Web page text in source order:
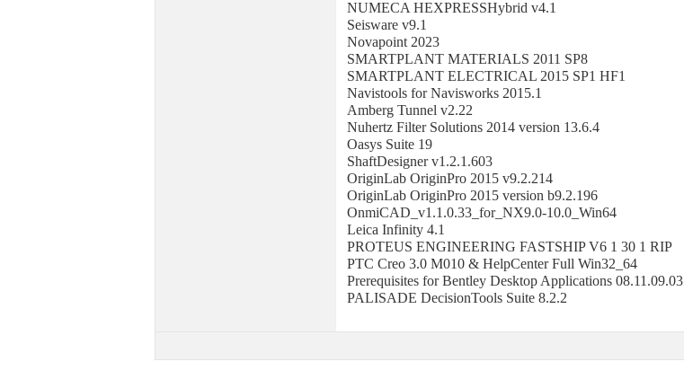
NUMECA HEXPRESSHybrid v4.1
Seisware v9.1
Novapoint 2023
SMARTPLANT MATERIALS 2011 SP8
SMARTPLANT ELECTRICAL 2015 SP1 HF1
Navistools for Navisworks 2015.1
Amberg Tunnel v2.22
Nuhertz Filter Solutions 2014 version 13.6.4
Oasys Suite 19
ShaftDesigner v1.2.1.603
OriginLab OriginPro 2015 v9.2.214
OriginLab OriginPro 2015 version b9.2.196
OnmiCAD_v1.1.0.33_for_NX9.0-10.0_Win64
Leica Infinity 4.1
PROTEUS ENGINEERING FASTSHIP V6 1 30 1 RIP
PTC Creo 3.0 M010 & HelpCenter Full Win32_64
Prerequisites for Bentley Desktop Applications 08.11.09.03
PALISADE DecisionTools Suite 8.2.2